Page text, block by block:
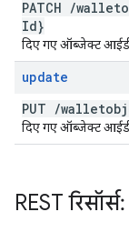
PATCH /
Id}
दिए गए ऑब्जेक्ट
update
PUT /
दिए गए ऑब्जेक्ट
REST रिसॉर्स: